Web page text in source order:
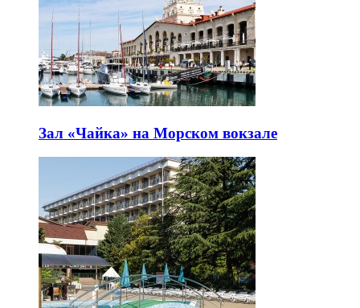
Зал «Чайка» на Морском вокзале